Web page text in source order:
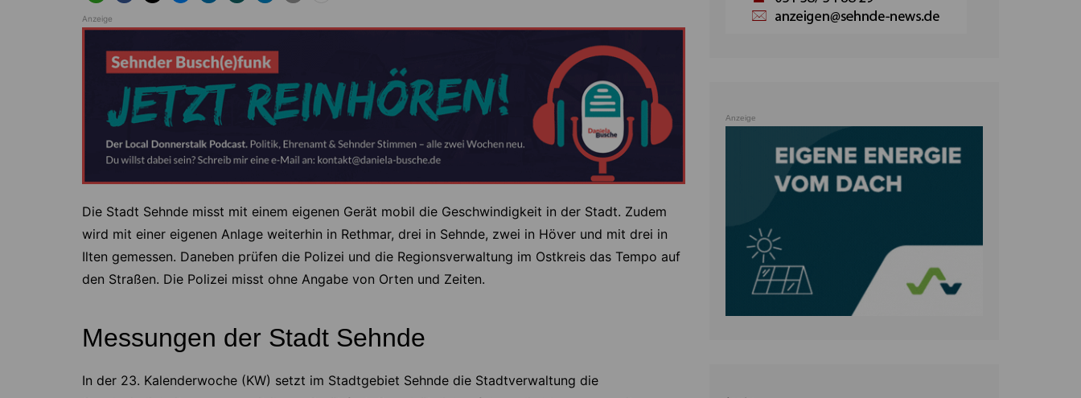
Anzeige
Die Stadt Sehnde misst mit einem eigenen Gerät mobil die Geschwindigkeit in der Stadt. Zudem
wird mit einer eigenen Anlage weiterhin in Rethmar, drei in Sehnde, zwei in Höver und mit drei in
Ilten gemessen. Daneben prüfen die Polizei und die Regionsverwaltung im Ostkreis das Tempo auf
den Straßen. Die Polizei misst ohne Angabe von Orten und Zeiten.
Messungen der Stadt Sehnde
In der 23. Kalenderwoche (KW) setzt im Stadtgebiet Sehnde die Stadtverwaltung die
Anzeige